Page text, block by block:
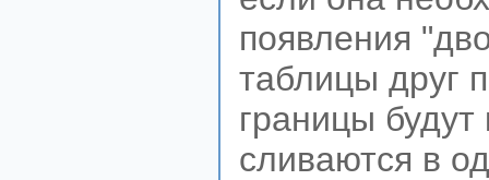
появления
таблицы друг
границы будут
сливаются в